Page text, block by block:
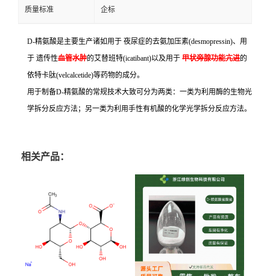
质量标准 企标
D-精氨酸是主要生产诸如用于 夜尿症的去氨加压素(desmopressin)、用
于 遗传性血管水肿的艾替班特(icatibant)以及用于 甲状旁腺功能亢进的
依特卡肽(velcalcetide)等药物的成分。
用于制备D-精氨酸的常规技术大致可分为两类：一类为利用酶的生物光
学拆分反应方法；另一类为利用手性有机酸的化学光学拆分反应方法。
相关产品：